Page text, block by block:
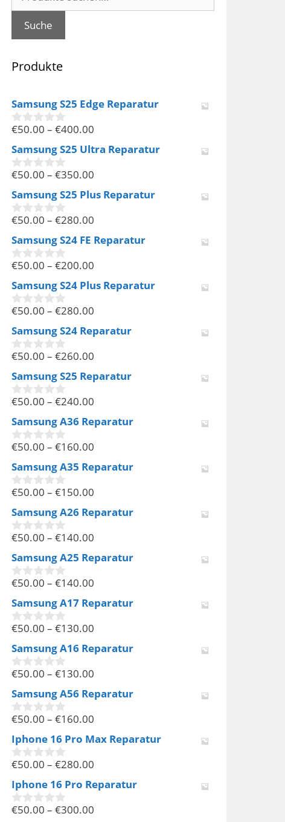
nach:
Suche
Produkte
Samsung S25 Edge Reparatur
0
o
n
5
€50.00 – €400.00
Samsung S25 Ultra Reparatur
0
o
n
5
€50.00 – €350.00
Samsung S25 Plus Reparatur
0
o
n
5
€50.00 – €280.00
Samsung S24 FE Reparatur
0
o
n
5
€50.00 – €200.00
Samsung S24 Plus Reparatur
0
o
n
5
€50.00 – €280.00
Samsung S24 Reparatur
0
o
n
5
€50.00 – €260.00
Samsung S25 Reparatur
0
o
n
5
€50.00 – €240.00
Samsung A36 Reparatur
0
o
n
5
€50.00 – €160.00
Samsung A35 Reparatur
0
o
n
5
€50.00 – €150.00
Samsung A26 Reparatur
0
o
n
5
€50.00 – €140.00
Samsung A25 Reparatur
0
o
n
5
€50.00 – €140.00
Samsung A17 Reparatur
0
o
n
5
€50.00 – €130.00
Samsung A16 Reparatur
0
o
n
5
€50.00 – €130.00
Samsung A56 Reparatur
0
o
n
5
€50.00 – €160.00
Iphone 16 Pro Max Reparatur
0
o
n
5
€50.00 – €280.00
Iphone 16 Pro Reparatur
0
€50.00 – €300.00